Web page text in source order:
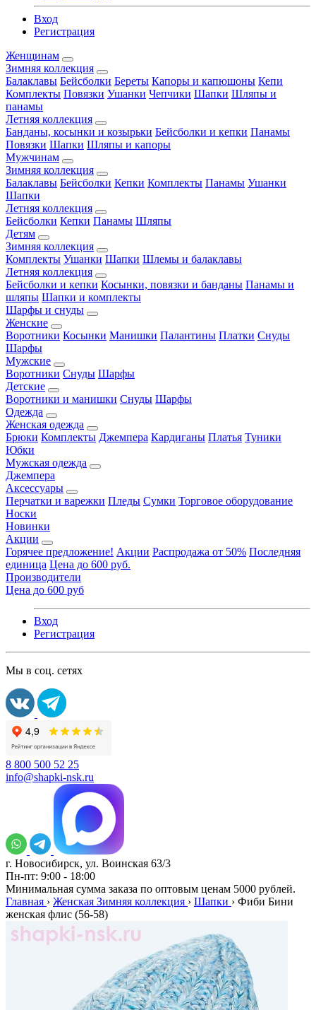
Вход
Регистрация
Женщинам
Зимняя коллекция
Балаклавы Бейсболки Береты Капоры и капюшоны Кепи
Комплекты Повязки Ушанки Чепчики Шапки Шляпы и
панамы
Летняя коллекция
Банданы, косынки и козырьки Бейсболки и кепки Панамы
Повязки Шапки Шляпы и капоры
Мужчинам
Зимняя коллекция
Балаклавы Бейсболки Кепки Комплекты Панамы Ушанки
Шапки
Летняя коллекция
Бейсболки Кепки Панамы Шляпы
Детям
Зимняя коллекция
Комплекты Ушанки Шапки Шлемы и балаклавы
Летняя коллекция
Бейсболки и кепки Косынки, повязки и банданы Панамы и
шляпы Шапки и комплекты
Шарфы и снуды
Женские
Воротники Косынки Манишки Палантины Платки Снуды
Шарфы
Мужские
Воротники Снуды Шарфы
Детские
Воротники и манишки Снуды Шарфы
Одежда
Женская одежда
Брюки Комплекты Джемпера Кардиганы Платья Туники
Юбки
Мужская одежда
Джемпера
Аксессуары
Перчатки и варежки Пледы Сумки Торговое оборудование
Носки
Новинки
Акции
Горячее предложение! Акции Распродажа от 50% Последняя
единица Цена до 600 руб.
Производители
Цена до 600 руб
Вход
Регистрация
Мы в соц. сетях
8 800 500 52 25
info@shapki-nsk.ru
г. Новосибирск, ул. Воинская 63/3
Пн-пт: 9:00 - 18:00
Минимальная сумма заказа по оптовым ценам 5000 рублей.
Главная › Женская Зимняя коллекция › Шапки › Фиби Бини
женская флис (56-58)